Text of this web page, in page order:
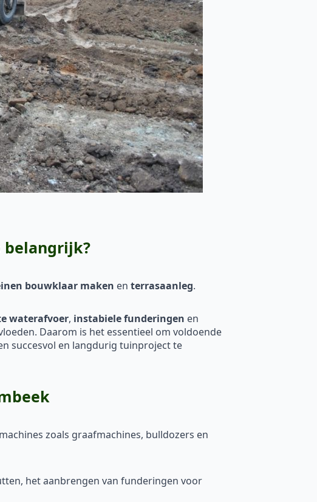
belangrijk?
bouwklaar maken en terrasaanleg.
waterafvoer, instabiele funderingen en
Daarom is het essentieel om voldoende
succesvol en langdurig tuinproject te
zoals graafmachines, bulldozers en
het aanbrengen van funderingen voor